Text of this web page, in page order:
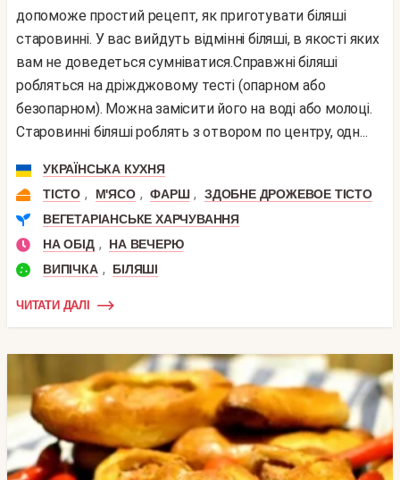
допоможе простий рецепт, як приготувати біляші
старовинні. У вас вийдуть відмінні біляші, в якості яких
вам не доведеться сумніватися.Справжні біляші
робляться на дріжджовому тесті (опарном або
безопарном). Можна замісити його на воді або молоці.
Старовинні біляші роблять з отвором по центру, одн...
УКРАЇНСЬКА КУХНЯ
ТІСТО , М'ЯСО , ФАРШ ,
ЗДОБНЕ ДРОЖЕВОЕ ТІСТО
ВЕГЕТАРІАНСЬКЕ ХАРЧУВАННЯ
НА ОБІД ,
НА ВЕЧЕРЮ
ВИПІЧКА , БІЛЯШІ
ЧИТАТИ ДАЛІ